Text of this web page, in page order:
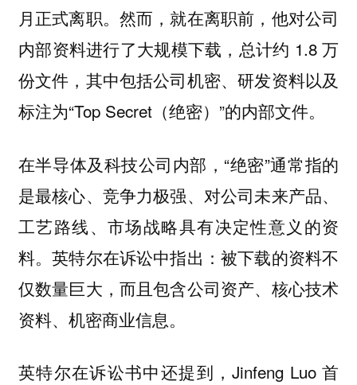
月正式离职。然而，就在离职前，他对公司
内部资料进行了大规模下载，总计约 1.8 万
份文件，其中包括公司机密、研发资料以及
标注为“Top Secret（绝密）”的内部文件。
在半导体及科技公司内部，“绝密”通常指的
是最核心、竞争力极强、对公司未来产品、
工艺路线、市场战略具有决定性意义的资
料。英特尔在诉讼中指出：被下载的资料不
仅数量巨大，而且包含公司资产、核心技术
资料、机密商业信息。
英特尔在诉讼书中还提到，Jinfeng Luo 首